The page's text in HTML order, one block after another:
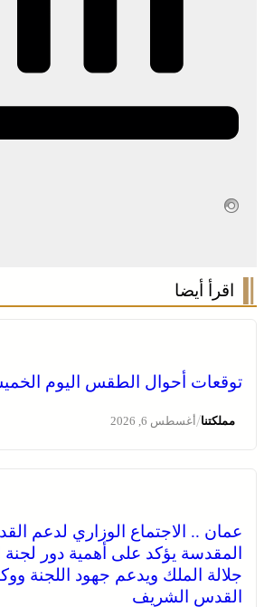
اقرأ أيضا
توقعات أحوال الطقس اليوم
مملكتنا/أغسطس 6, 2026
عمان .. الاجتماع الوزاري لدعم
المقدسة يؤكد على أهمية دور لجنة
جلالة الملك ويدعم جهود اللجنة
القدس الشريف